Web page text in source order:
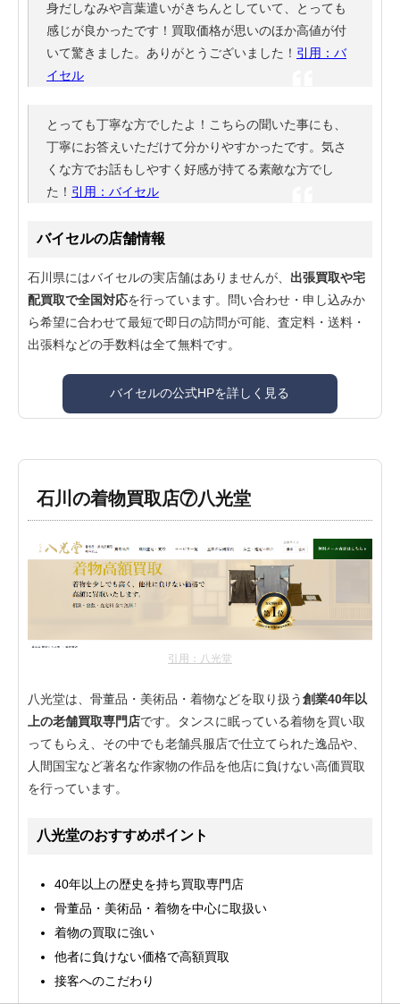
身だしなみや言葉遣いがきちんとしていて、とっても
感じが良かったです！買取価格が思いのほか高値が付
いて驚きました。ありがとうございました！ 引用：バ
イセル
とっても丁寧な方でしたよ！こちらの聞いた事にも、
丁寧にお答えいただけて分かりやすかったです。気さ
くな方でお話もしやすく好感が持てる素敵な方でし
た！ 引用：バイセル
バイセルの店舗情報
石川県にはバイセルの実店舗はありませんが、 出張買取や宅
配買取で全国対応を行っています。問い合わせ・申し込みか
ら希望に合わせて最短で即日の訪問が可能、査定料・送料・
出張料などの手数料は全て無料です。
バイセルの公式HPを詳しく見る
石川の着物買取店⑦八光堂
引用：八光堂
八光堂は、骨董品・美術品・着物などを取り扱う創業40年以
上の老舗買取専門店です。タンスに眠っている着物を買い取
ってもらえ、その中でも老舗呉服店で仕立てられた逸品や、
人間国宝など著名な作家物の作品を他店に負けない高価買取
を行っています。
八光堂のおすすめポイント
40年以上の歴史を持ち買取専門店
骨董品・美術品・着物を中心に取扱い
着物の買取に強い
他者に負けない価格で高額買取
接客へのこだわり